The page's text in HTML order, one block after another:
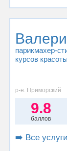
парикмахер-
курсов красоты
р-н. Приморский
9.8
баллов
➡️ Все